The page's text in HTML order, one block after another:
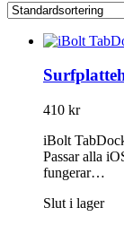
410 kr
iBolt
Passar alla
fungerar…
Slut i lager